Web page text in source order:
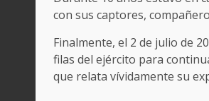
con sus captores,
Finalmente, el 2 de julio de
filas del ejército para
que relata vívidamente su